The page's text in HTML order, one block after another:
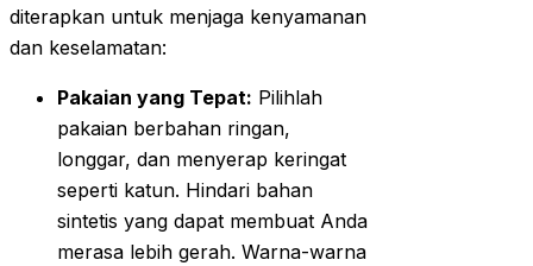
diterapkan untuk menjaga kenyamanan
dan keselamatan:
Pakaian yang Tepat: Pilihlah
pakaian berbahan ringan,
longgar, dan menyerap keringat
seperti katun. Hindari bahan
sintetis yang dapat membuat Anda
merasa lebih gerah. Warna-warna